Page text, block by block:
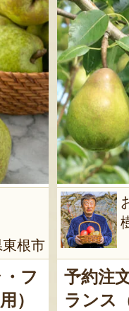
根市
フ
）
予約注
ランス